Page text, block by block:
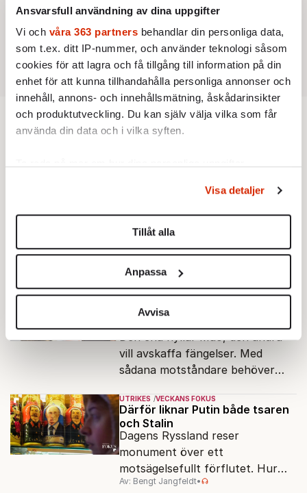
Ansvarsfull användning av dina uppgifter
Vi och våra 363 partners behandlar din personliga data,
som t.ex. ditt IP-nummer, och använder teknologi såsom
cookies för att lagra och få tillgång till information på din
enhet för att kunna tillhandahålla personliga annonser och
innehåll, annons- och innehållsmätning, åskådarinsikter
och produktutveckling. Du kan själv välja vilka som får
använda din data och i vilka syften.
Du kan ändra eller dra tillbaka ditt samtycke när som
helst från cookie-förklaringen.
Vi använder enhetsidentifierare för att anpassa innehållet
för sociala medier och analysera vår trafik. Vi
vidarebefordrar även sådana identifierare och annan
information från din enhet till de sociala medier och
annons- och analysföretag som vi samarbetar med.
Dessa kan i sin tur kombinera informationen med annan
information som du har tillhandahållit eller som de har
samlat in när du har använt deras tjänster.
Om du vill läsa mer om hur vi hanterar personuppgifter
kan du göra dethär
Visa detaljer
Tillåt alla
Anpassa
Avvisa
Utrikes
Frans Wachtmeister:
hot mot den franska
kulturkriget. Naturligtvis kan vi
inte befläcka Paris med plastiga
klossar från Panasonic.
Erik Hörstadius:Demokraternas
vänsterkant är Trumps bästa
Den ena hyllar Mao, den andra
vill avskaffa fängelser. Med
sådana motståndare behöver
vänner.
UTRIKES VECKANS FOKUS
Därför liknar Putin både tsaren
och Stalin
Dagens Ryssland reser
monument över ett
motsägelsefullt förflutet. Hur
kunde två revolutioner förändra
Av: Bengt Jangfeldt•